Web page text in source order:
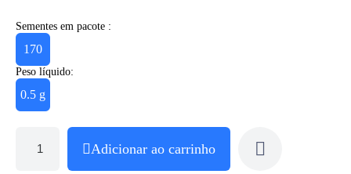
Sementes em pacote :
170
Peso líquido:
0.5 g
Adicionar ao carrinho